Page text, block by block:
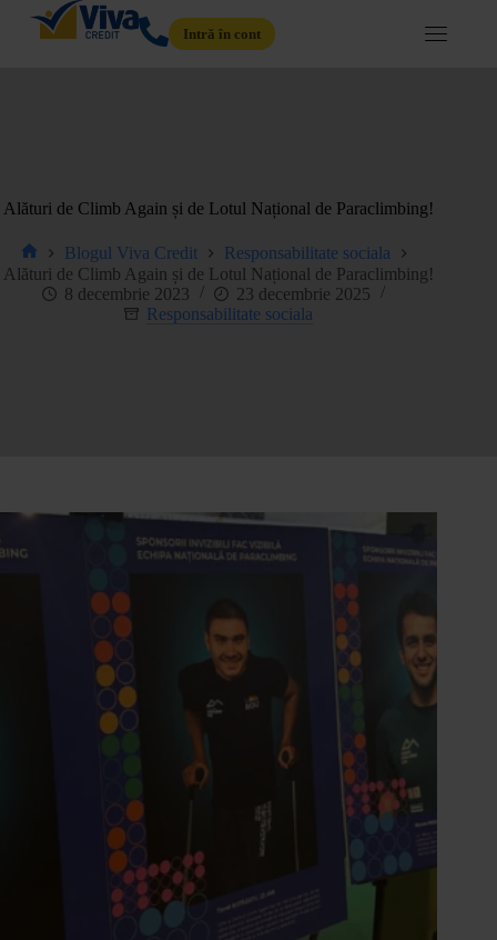
Intră în cont
Alături de Climb Again și de Lotul Național de Paraclimbing!
Blogul Viva Credit
Responsabilitate sociala
Alături de Climb Again și de Lotul Național de Paraclimbing!
8 decembrie 2023
23 decembrie 2025
Responsabilitate sociala